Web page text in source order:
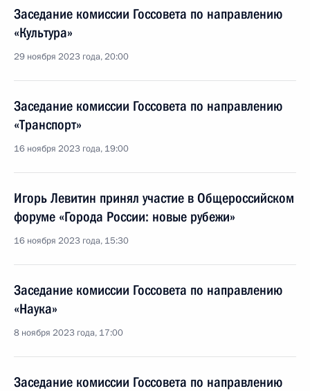
Заседание комиссии Госсовета по направлению
«Культура»
29 ноября 2023 года, 20:00
Заседание комиссии Госсовета по направлению
«Транспорт»
16 ноября 2023 года, 19:00
Игорь Левитин принял участие в Общероссийском
форуме «Города России: новые рубежи»
16 ноября 2023 года, 15:30
Заседание комиссии Госсовета по направлению
«Наука»
8 ноября 2023 года, 17:00
Заседание комиссии Госсовета по направлению